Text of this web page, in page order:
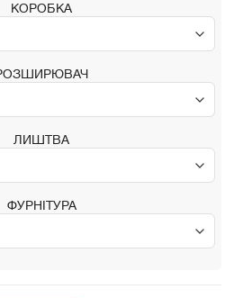
КОРОБКА
ЛИШТВА
ФУРНІТУРА